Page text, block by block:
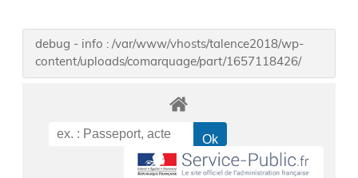
debug - info : /var/www/vhosts/talence2018/wp-
content/uploads/comarquage/part/1657118426/